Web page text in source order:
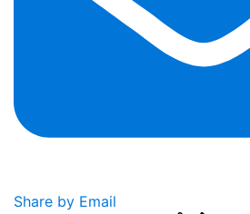
Share by Email